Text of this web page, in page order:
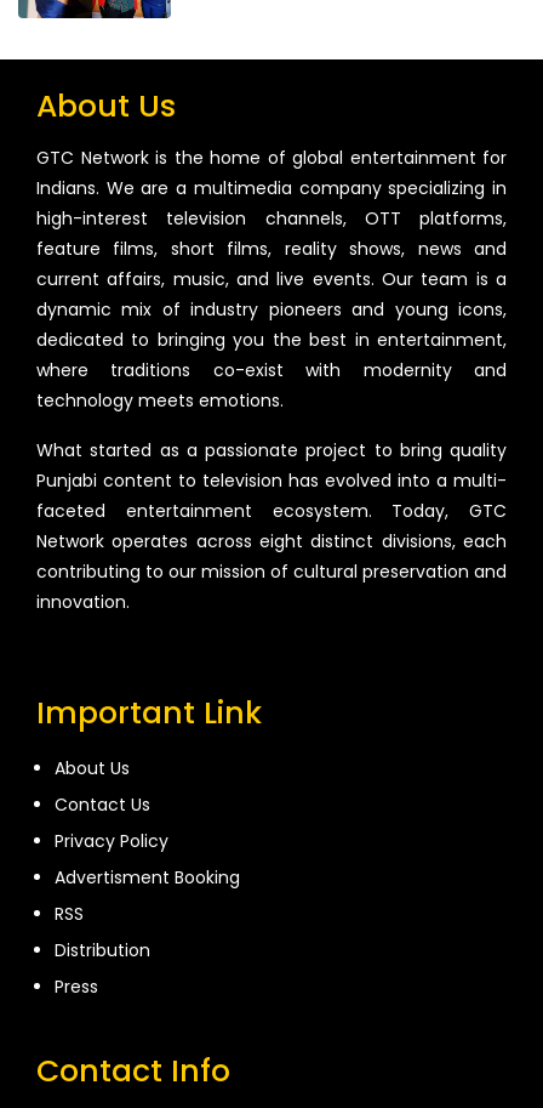
About Us
GTC Network is the home of global entertainment for
Indians. We are a multimedia company specializing in
high-interest television channels, OTT platforms,
feature films, short films, reality shows, news and
current affairs, music, and live events. Our team is a
dynamic mix of industry pioneers and young icons,
dedicated to bringing you the best in entertainment,
where traditions co-exist with modernity and
technology meets emotions.
What started as a passionate project to bring quality
Punjabi content to television has evolved into a multi-
faceted entertainment ecosystem. Today, GTC
Network operates across eight distinct divisions, each
contributing to our mission of cultural preservation and
innovation.
Important Link
About Us
Contact Us
Privacy Policy
Advertisment Booking
RSS
Distribution
Press
Contact Info